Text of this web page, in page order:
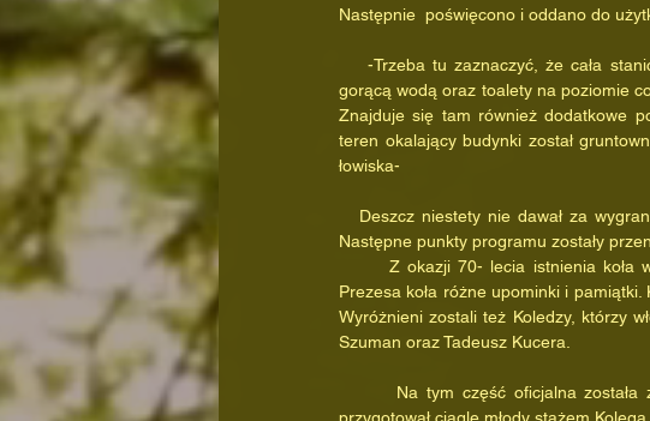
Następnie  poświęcono i oddano do
    -Trzeba tu zaznaczyć, że cała stanica jest teraz kompletna i pełnowartościowa. Posiada zaplecze kuchenne z
gorącą wodą oraz toalety na poziomie
Znajduje się tam również dodatkowe
teren okalający budynki został
łowiska-
Następne punkty programu zostały
       Z okazji 70- lecia istnienia koła wygłoszono kilka całkiem przyjemnych przemówień oraz wręczono na ręce
Prezesa koła różne upominki i
Wyróżnieni zostali też Koledzy, którzy
Szuman oraz Tadeusz Kucera.